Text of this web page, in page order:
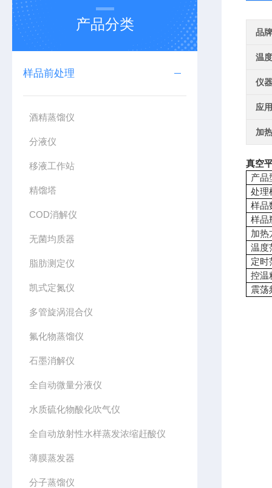
产品分类
样品前处理
酒精蒸馏仪
分液仪
移液工作站
精馏塔
COD消解仪
无菌均质器
脂肪测定仪
凯式定氮仪
多管旋涡混合仪
氟化物蒸馏仪
石墨消解仪
全自动微量分液仪
水质硫化物酸化吹气仪
全自动放射性水样蒸发浓缩赶酸仪
薄膜蒸发器
分子蒸馏仪
品牌
温
仪
应
加
真空
产品
处理
样品
样品
加热
温度
定时
控温
震荡